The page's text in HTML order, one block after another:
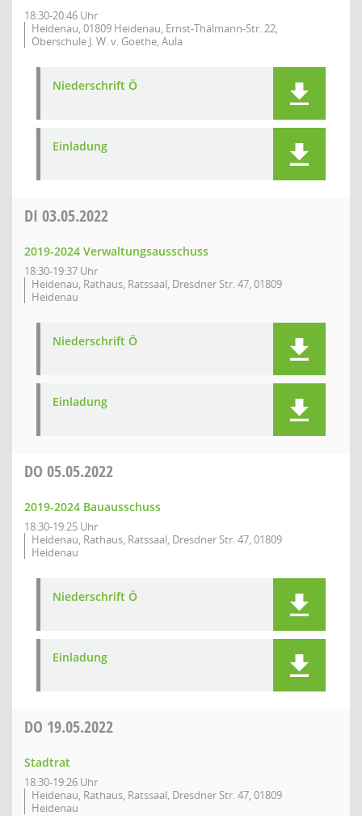
18:30-20:46 Uhr
Heidenau, 01809 Heidenau, Ernst-Thälmann-Str. 22,
Oberschule J. W. v. Goethe, Aula
Niederschrift Ö
Einladung
DI 03.05.2022
2019-2024 Verwaltungsausschuss
18:30-19:37 Uhr
Heidenau, Rathaus, Ratssaal, Dresdner Str. 47, 01809
Heidenau
Niederschrift Ö
Einladung
DO 05.05.2022
2019-2024 Bauausschuss
18:30-19:25 Uhr
Heidenau, Rathaus, Ratssaal, Dresdner Str. 47, 01809
Heidenau
Niederschrift Ö
Einladung
DO 19.05.2022
Stadtrat
18:30-19:26 Uhr
Heidenau, Rathaus, Ratssaal, Dresdner Str. 47, 01809
Heidenau